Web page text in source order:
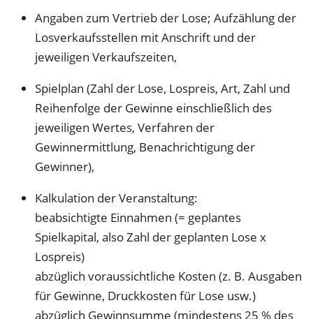
Angaben zum Vertrieb der Lose; Aufzählung der
Losverkaufsstellen mit Anschrift und der
jeweiligen Verkaufszeiten,
Spielplan (Zahl der Lose, Lospreis, Art, Zahl und
Reihenfolge der Gewinne einschließlich des
jeweiligen Wertes, Verfahren der
Gewinnermittlung, Benachrichtigung der
Gewinner),
Kalkulation der Veranstaltung:
beabsichtigte Einnahmen (= geplantes
Spielkapital, also Zahl der geplanten Lose x
Lospreis)
abzüglich voraussichtliche Kosten (z. B. Ausgaben
für Gewinne, Druckkosten für Lose usw.)
abzüglich Gewinnsumme (mindestens 25 % des